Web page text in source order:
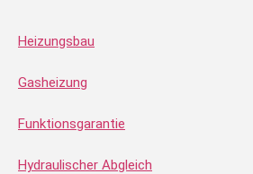
Heizungsbau
Gasheizung
Funktionsgarantie
Hydraulischer Abgleich